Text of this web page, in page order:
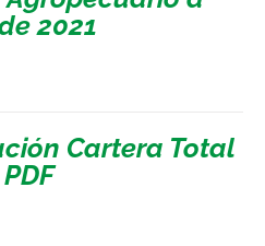
2021
Cartera Total